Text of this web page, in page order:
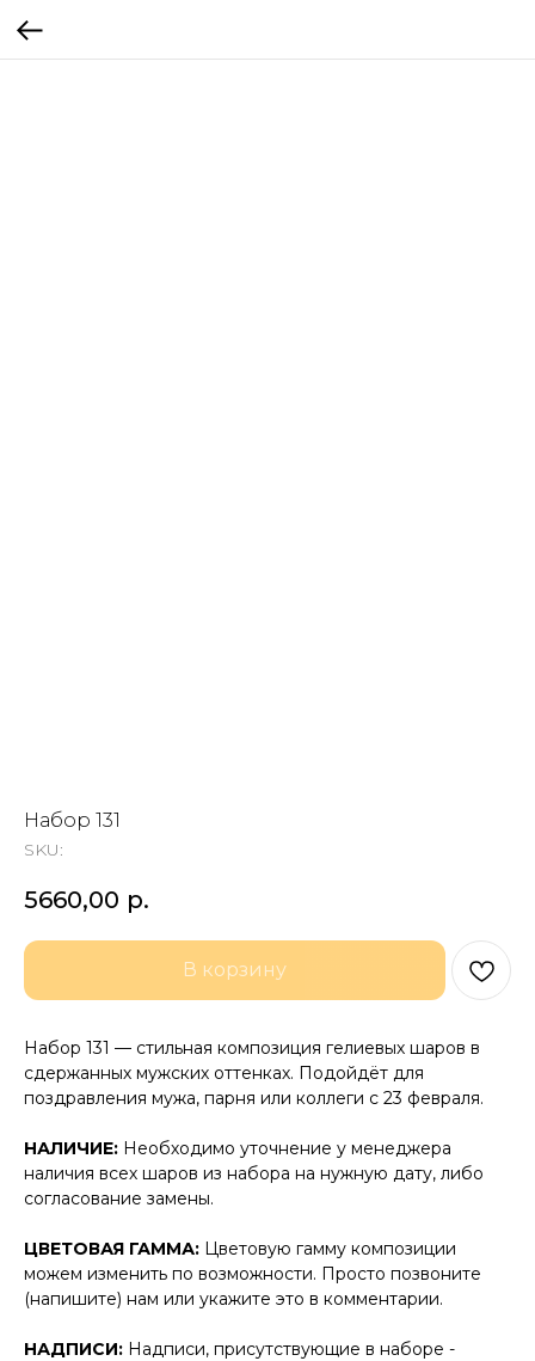
Набор 131
SKU:
5660,00 р.
В корзину
Набор 131 — стильная композиция гелиевых шаров в
сдержанных мужских оттенках. Подойдёт для
поздравления мужа, парня или коллеги с 23 февраля.
НАЛИЧИЕ: Необходимо уточнение у менеджера
наличия всех шаров из набора на нужную дату, либо
согласование замены.
ЦВЕТОВАЯ ГАММА: Цветовую гамму композиции
можем изменить по возможности. Просто позвоните
(напишите) нам или укажите это в комментарии.
НАДПИСИ: Надписи, присутствующие в наборе -